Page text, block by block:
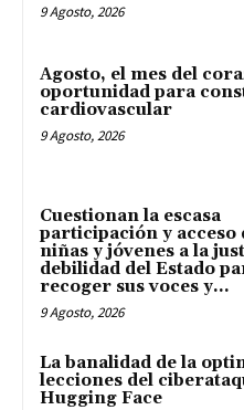
9 Agosto, 2026
Agosto, el mes del
oportunidad para
cardiovascular
9 Agosto, 2026
Cuestionan la escasa
participación y acceso
niñas y jóvenes a la
debilidad del Estado
recoger sus voces y...
9 Agosto, 2026
La banalidad de la
lecciones del
Hugging Face